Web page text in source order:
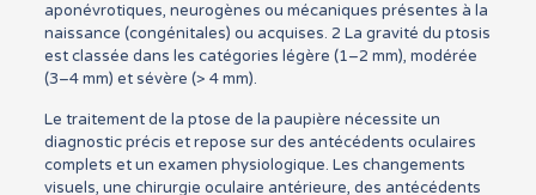
aponévrotiques, neurogènes ou mécaniques présentes à la
naissance (congénitales) ou acquises. 2 La gravité du ptosis
est classée dans les catégories légère (1–2 mm), modérée
(3–4 mm) et sévère (> 4 mm).
Le traitement de la ptose de la paupière nécessite un
diagnostic précis et repose sur des antécédents oculaires
complets et un examen physiologique. Les changements
visuels, une chirurgie oculaire antérieure, des antécédents